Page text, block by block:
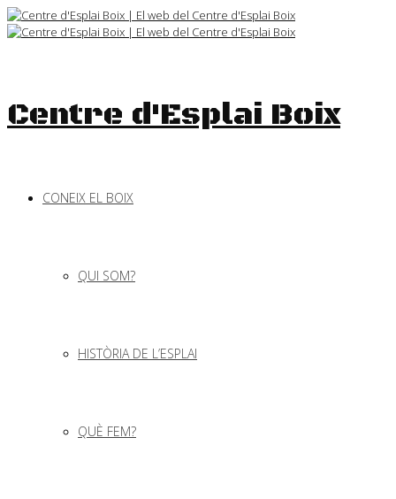
Skip
to
Centre d'Esplai Boix
CONEIX EL BOIX
QUI SOM?
HISTÒRIA DE L’ESPLAI
QUÈ FEM?